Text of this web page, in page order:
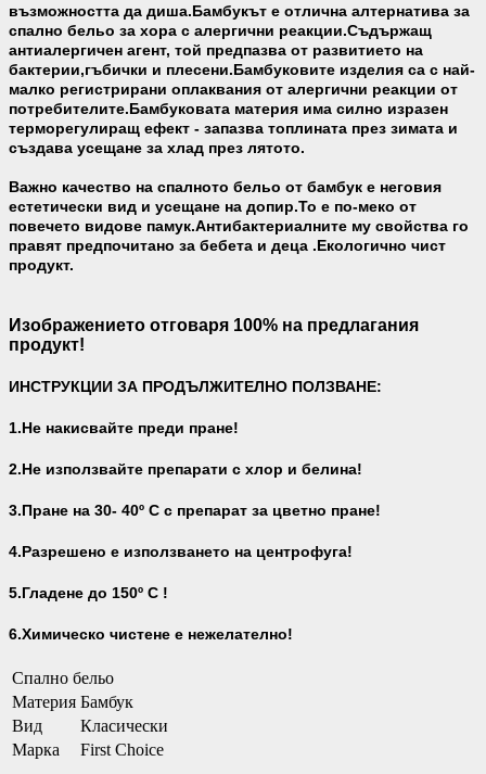
възможността да диша.Бамбукът е отлична алтернатива за
спално бельо за хора с алергични реакции.Съдържащ
антиалергичен агент, той предпазва от развитието на
бактерии,гъбички и плесени.Бамбуковите изделия са с най-
малко регистрирани оплаквания от алергични реакции от
потребителите.Бамбуковата материя има силно изразен
терморегулиращ ефект - запазва топлината през зимата и
създава усещане за хлад през лятото.
Важно качество на спалното бельо от бамбук е неговия
естетически вид и усещане на допир.То е по-меко от
повечето видове памук.Антибактериалните му свойства го
правят предпочитано за бебета и деца .Екологично чист
продукт.
Изображението отговаря 100% на предлагания
продукт!
ИНСТРУКЦИИ ЗА ПРОДЪЛЖИТЕЛНО ПОЛЗВАНЕ:
1.Не накисвайте преди пране!
2.Не използвайте препарати с хлор и белина!
3.Пране на 30- 40º С с препарат за цветно пране!
4.Разрешено е използването на центрофуга!
5.Гладене до 150º С !
6.Химическо чистене е нежелателно!
Спално бельо
Материя Бамбук
Вид
Класически
Марка
First Choice